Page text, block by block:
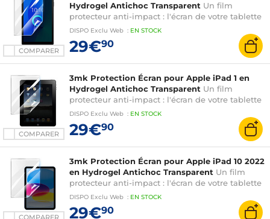
COMPARER
Hydrogel Antichoc Transparent Un film
protecteur anti-impact : l'écran de votre tablette
est renforcé jusqu'à 300%
DISPO Exclu Web : EN STOCK
29€90
COMPARER
3mk Protection Écran pour Apple iPad 1 en
Hydrogel Antichoc Transparent Un film
protecteur anti-impact : l'écran de votre tablette
est renforcé jusqu'à 300%
DISPO Exclu Web : EN STOCK
29€90
COMPARER
3mk Protection Écran pour Apple iPad 10 2022
en Hydrogel Antichoc Transparent Un film
protecteur anti-impact : l'écran de votre tablette
est renforcé jusqu'à 300%
DISPO Exclu Web : EN STOCK
29€90